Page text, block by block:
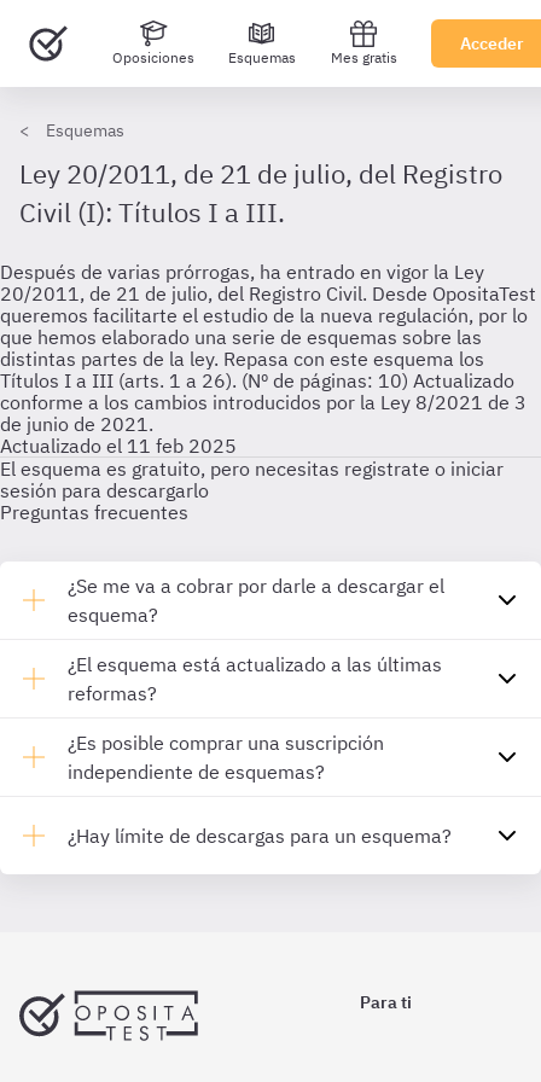
Oposiciones Esquemas Mes gratis
Acceder
Esquemas
Ley 20/2011, de 21 de julio, del Registro
Civil (I): Títulos I a III.
Después de varias prórrogas, ha entrado en vigor la Ley
20/2011, de 21 de julio, del Registro Civil. Desde OpositaTest
queremos facilitarte el estudio de la nueva regulación, por lo
que hemos elaborado una serie de esquemas sobre las
distintas partes de la ley. Repasa con este esquema los
Títulos I a III (arts. 1 a 26). (Nº de páginas: 10) Actualizado
conforme a los cambios introducidos por la Ley 8/2021 de 3
de junio de 2021.
Actualizado el 11 feb 2025
El esquema es gratuito, pero necesitas registrate o iniciar
sesión para descargarlo
Preguntas frecuentes
¿Se me va a cobrar por darle a descargar el
esquema?
¿El esquema está actualizado a las últimas
reformas?
¿Es posible comprar una suscripción
independiente de esquemas?
¿Hay límite de descargas para un esquema?
Para ti